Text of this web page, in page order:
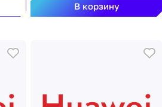
В корзину